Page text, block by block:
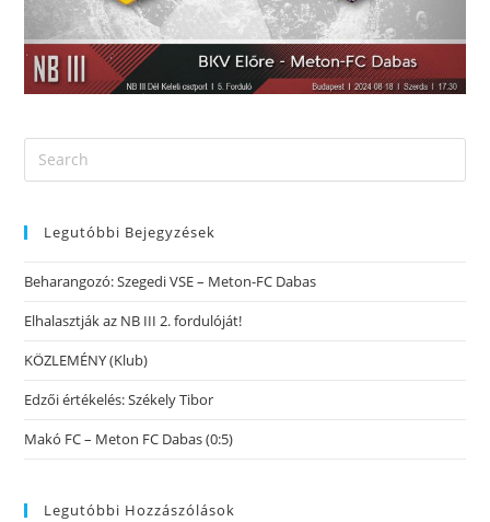
Legutóbbi Bejegyzések
Beharangozó: Szegedi VSE – Meton-FC Dabas
Elhalasztják az NB III 2. fordulóját!
KÖZLEMÉNY (Klub)
Edzői értékelés: Székely Tibor
Makó FC – Meton FC Dabas (0:5)
Legutóbbi Hozzászólások